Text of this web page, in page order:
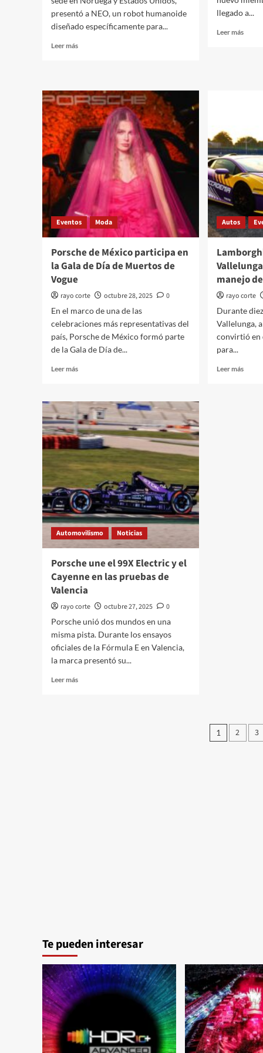
presentó a NEO, un robot humanoide
diseñado específicamente para...
Leer másLeer
a
NEO,
el
primer
robot
humanoide
doméstico
llegado a...
Leer másLeer
Eventos Moda
Porsche de México participa en
la Gala de Día de Muertos de
Vogue
rayo corte octubre 28, 2025
0
En el marco de una de las
celebraciones más representativas del
país, Porsche de México formó parte
de la Gala de Día de...
Leer másLeer
Porsche
de
México
participa
en
la
Gala
de
Día
de
Muertos
de
Vogue
Autos
manejo
rayo corte
Durante
Vallelunga,
convirtió en
para...
Leer másLeer
Automovilismo Noticias
Porsche une el 99X Electric y el
Cayenne en las pruebas de
Valencia
rayo corte octubre 27, 2025
0
Porsche unió dos mundos en una
misma pista. Durante los ensayos
oficiales de la Fórmula E en Valencia,
la marca presentó su...
Leer másLeer
1 2 3
Te pueden interesar